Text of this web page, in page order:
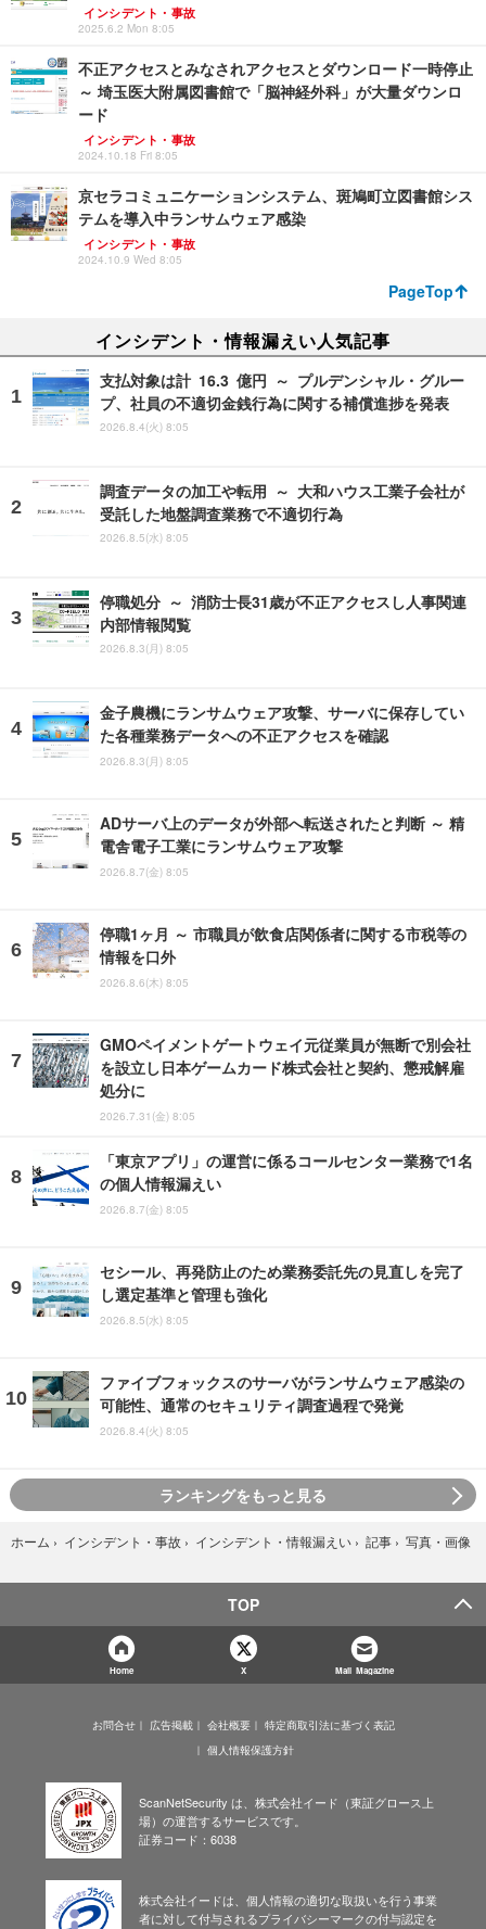
インシデント・事故
2025.6.2 Mon 8:05
不正アクセスとみなされアクセスとダウンロード一時停止
～ 埼玉医大附属図書館で「脳神経外科」が大量ダウンロ
ード
インシデント・事故
2024.10.18 Fri 8:05
京セラコミュニケーションシステム、斑鳩町立図書館シス
テムを導入中ランサムウェア感染
インシデント・事故
2024.10.9 Wed 8:05
PageTop
インシデント・情報漏えい人気記事
支払対象は計 16.3 億円 ～ プルデンシャル・グルー
プ、社員の不適切金銭行為に関する補償進捗を発表
2026.8.4(火) 8:05
調査データの加工や転用 ～ 大和ハウス工業子会社が
受託した地盤調査業務で不適切行為
2026.8.5(水) 8:05
停職処分 ～ 消防士長31歳が不正アクセスし人事関連
内部情報閲覧
2026.8.3(月) 8:05
金子農機にランサムウェア攻撃、サーバに保存してい
た各種業務データへの不正アクセスを確認
2026.8.3(月) 8:05
ADサーバ上のデータが外部へ転送されたと判断 ～ 精
電舎電子工業にランサムウェア攻撃
2026.8.7(金) 8:05
停職1ヶ月 ～ 市職員が飲食店関係者に関する市税等の
情報を口外
2026.8.6(木) 8:05
GMOペイメントゲートウェイ元従業員が無断で別会社
を設立し日本ゲームカード株式会社と契約、懲戒解雇
処分に
2026.7.31(金) 8:05
「東京アプリ」の運営に係るコールセンター業務で1名
の個人情報漏えい
2026.8.7(金) 8:05
セシール、再発防止のため業務委託先の見直しを完了
し選定基準と管理も強化
2026.8.5(水) 8:05
ファイブフォックスのサーバがランサムウェア感染の
可能性、通常のセキュリティ調査過程で発覚
2026.8.4(火) 8:05
ランキングをもっと見る
ホーム › インシデント・事故 › インシデント・情報漏えい › 記事 › 写真・画像
TOP
Home X Mail Magazine
お問合せ 広告掲載 会社概要
特定商取引法に基づく表記
個人情報保護方針
ScanNetSecurity は、株式会社イード（東証グロース上
場）の運営するサービスです。
証券コード：6038
株式会社イードは、個人情報の適切な取扱いを行う事業
者に対して付与されるプライバシーマークの付与認定を